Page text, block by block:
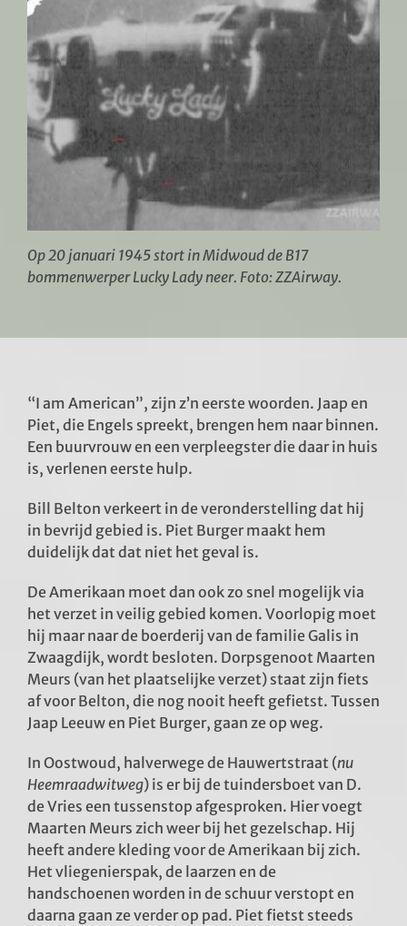
Op 20 januari 1945 stort in Midwoud de B17
bommenwerper Lucky Lady neer. Foto: ZZAirway.
“I am American”, zijn z’n eerste woorden. Jaap en
Piet, die Engels spreekt, brengen hem naar binnen.
Een buurvrouw en een verpleegster die daar in huis
is, verlenen eerste hulp.
Bill Belton verkeert in de veronderstelling dat hij
in bevrijd gebied is. Piet Burger maakt hem
duidelijk dat dat niet het geval is.
De Amerikaan moet dan ook zo snel mogelijk via
het verzet in veilig gebied komen. Voorlopig moet
hij maar naar de boerderij van de familie Galis in
Zwaagdijk, wordt besloten. Dorpsgenoot Maarten
Meurs (van het plaatselijke verzet) staat zijn fiets
af voor Belton, die nog nooit heeft gefietst. Tussen
Jaap Leeuw en Piet Burger, gaan ze op weg.
In Oostwoud, halverwege de Hauwertstraat (nu
Heemraadwitweg) is er bij de tuindersboet van D.
de Vries een tussenstop afgesproken. Hier voegt
Maarten Meurs zich weer bij het gezelschap. Hij
heeft andere kleding voor de Amerikaan bij zich.
Het vliegenierspak, de laarzen en de
handschoenen worden in de schuur verstopt en
daarna gaan ze verder op pad. Piet fietst steeds